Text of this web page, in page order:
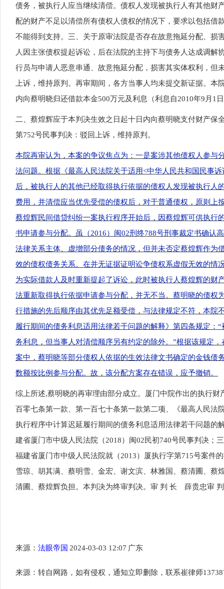
债务，被执行人应当继续清偿。债权人发现被执行人有其他
配的财产不足以清偿所有债权人债权的情况下，要求以包括
不能得到支持。三、关于原审法院是否存在故意拖延分配、
人因主张债权提起诉讼，后在法院的主持下与债务人达成调
行员与申请人恶意串通、故意拖延分配，损害其实体权利，
上诉，维持原判。再审期间，各方当事人均未提交新证据。
内向蔡明晓归还借款本金500万元及利息（利息自2010年9月1
二、蔡煌辉应于本判决生效之日起十日内向蔡明晓支付财产保
第752号民事判决：驳回上诉，维持原判。
本院再审认为，本案的争议焦点为：一是案涉其他债权人参
法问题。根据《最高人民法院关于适用<中华人民共和国民事
后，被执行人的其他已经取得执行依据的债权人发现被执行
费用，并清偿应当优先受偿的债权后，对于普通债权，原则
蔡煌辉民间借贷纠纷一案执行程序开始后，因蔡煌辉可供执
书申请参与分配。虽（2016）闽02刑终788号刑事裁定书确认
法律关系主体、虚增部分债务的情况，但并未否定蔡煌辉作
效的债权债务关系。在并无证据证明讼争债权系虚假无效的
为实际借款人及时重新提起了诉讼，此时被执行人蔡煌辉的
法重新取得执行依据申请参与分配，并无不当。蔡明晓的债
行措施的先后顺序由其优先足额受偿，与法律规定不符，本
履行期间的债务利息适用法律若干问题的解释》第四条规定
务利息，但当事人对清偿顺序另有约定的除外。”根据该规定
案中，蔡明晓等部分债权人依据的生效法律文书确定的金钱
数额按比例参与分配。故，该分配方案存在错误，应予撤销。
综上所述,蔡明晓的再审理由部分成立。厦门中院作出的执行
百零七条第一款、第一百七十条第一款第二项、《最高人民法
执行程序中计算迟延履行期间的债务利息适用法律若干问题的
建省厦门市中级人民法院（2018）闽02民初740号民事判决；
福建省厦门市中级人民法院就（2013）厦执行字第715号案件
雪琼、胡其满、蔡明雪、金宏、谢文滨、林雅国、蔡清圃、
清圃、蔡煌辉负担。本判决为终审判决。审 判 长 薛贵忠
来源： 法眼帝国 2024-03-03 12:07 广东
来源：转自网路，如有侵权，通知立即删除，联系崔律师